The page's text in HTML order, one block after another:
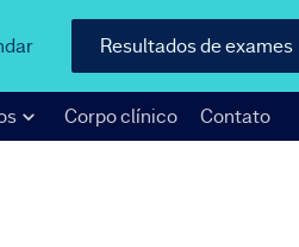
Resultados de exames
Corpo clínico Contato